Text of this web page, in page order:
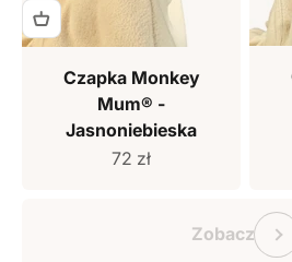
Czapka Monkey
Mum® -
Jasnoniebieska
Cena sprzedaży
72 zł
Zobacz